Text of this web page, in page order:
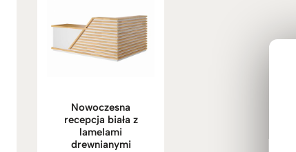
Nowoczesna
recepcja biała z
lamelami
drewnianymi